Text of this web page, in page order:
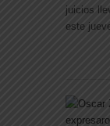
juicios
este